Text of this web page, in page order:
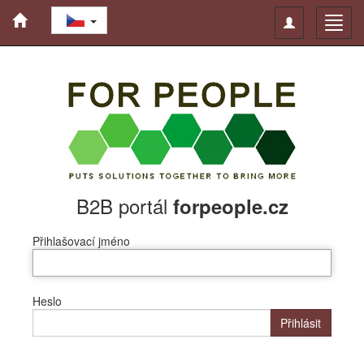
Toggle
navigation
B2B portál forpeople.cz
Přihlašovací jméno
Heslo
Přihlásit